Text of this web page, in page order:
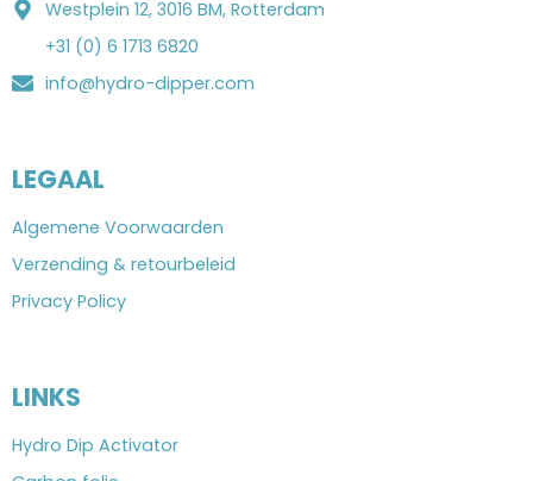
Westplein 12, 3016 BM, Rotterdam
+31 (0) 6 1713 6820
info@hydro-dipper.com
LEGAAL
Algemene Voorwaarden
Verzending & retourbeleid
Privacy Policy
LINKS
Hydro Dip Activator